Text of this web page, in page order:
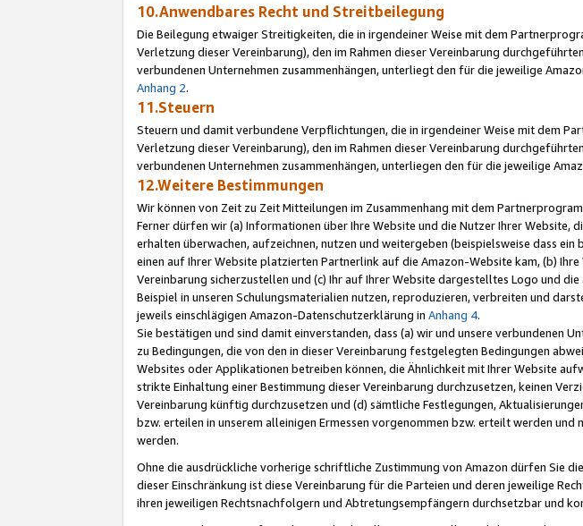
10.Anwendbares Recht und Streitbeilegung
Die Beilegung etwaiger Streitigkeiten, die in irgendeiner Weise mit dem
Verletzung dieser Vereinbarung), den im Rahmen dieser Vereinbarung
verbundenen Unternehmen zusammenhängen, unterliegt den für die jeweilige
Anhang 2.
11.Steuern
Steuern und damit verbundene Verpflichtungen, die in irgendeiner Weise mit dem
Verletzung dieser Vereinbarung), den im Rahmen dieser Vereinbarung
verbundenen Unternehmen zusammenhängen, unterliegen den für die jeweilige
12.Weitere Bestimmungen
Wir können von Zeit zu Zeit Mitteilungen im Zusammenhang mit dem
Ferner dürfen wir (a) Informationen über Ihre Website und die Nutzer Ihrer
erhalten überwachen, aufzeichnen, nutzen und weitergeben (beispielsweise dass
einen auf Ihrer Website platzierten Partnerlink auf die Amazon-Website kam, (b)
Vereinbarung sicherzustellen und (c) Ihr auf Ihrer Website dargestelltes Logo und
Beispiel in unseren Schulungsmaterialien nutzen, reproduzieren, verbreiten und
jeweils einschlägigen Amazon-Datenschutzerklärung in Anhang 4.
Sie bestätigen und sind damit einverstanden, dass (a) wir und unsere
zu Bedingungen, die von den in dieser Vereinbarung festgelegten Bedingungen
Websites oder Applikationen betreiben können, die Ähnlichkeit mit Ihrer Website
strikte Einhaltung einer Bestimmung dieser Vereinbarung durchzusetzen, keinen
Vereinbarung künftig durchzusetzen und (d) sämtliche Festlegungen,
bzw. erteilen in unserem alleinigen Ermessen vorgenommen bzw. erteilt werden
werden.
Ohne die ausdrückliche vorherige schriftliche Zustimmung von Amazon dürfen Sie
dieser Einschränkung ist diese Vereinbarung für die Parteien und deren jeweilige
ihren jeweiligen Rechtsnachfolgern und Abtretungsempfängern durchsetzbar und